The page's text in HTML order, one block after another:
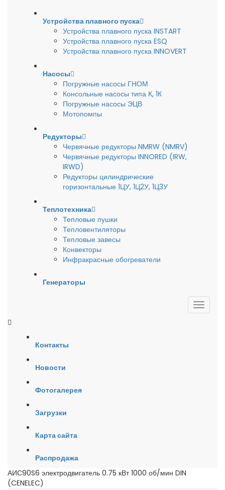
Устройства плавного пуска
Устройства плавного пуска INSTART
Устройства плавного пуска ESQ
Устройства плавного пуска INNOVERT
Насосы
Погружные насосы ГНОМ
Консольные насосы типа К, 1К
Погружные насосы ЭЦВ
Мотопомпы
Редукторы
Червячные редукторы NMRW (NMRV)
Червячные редукторы INNORED (IRW,
IRWD)
Редукторы цилиндрические
горизонтальные 1ЦУ, 1Ц2У, 1Ц3У
Теплотехника
Тепловые пушки
Тепловентиляторы
Тепловые завесы
Конвекторы
Инфракрасные обогреватели
Генераторы
Контакты
Новости
Фотогалерея
Загрузки
Карта сайта
Распродажа
АИС90S6 электродвигатель 0.75 кВт 1000 об/мин DIN
(CENELEC)